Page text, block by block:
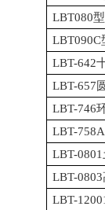
LBT080
LBT090C
LBT-642
LBT-657
LBT-746
LBT-
LBT-
LBT-
LBT-